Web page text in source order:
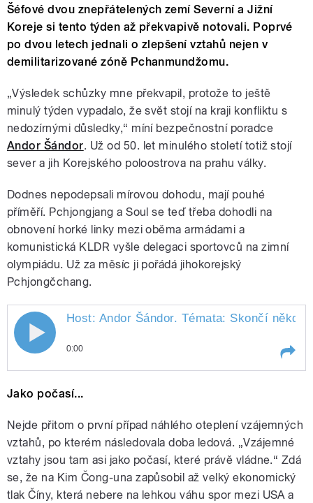
Šéfové dvou znepřátelených zemí Severní a Jižní
Koreje si tento týden až překvapivě notovali. Poprvé
po dvou letech jednali o zlepšení vztahů nejen v
demilitarizované zóně Pchanmundžomu.
„Výsledek schůzky mne překvapil, protože to ještě
minulý týden vypadalo, že svět stojí na kraji konfliktu s
nedozírnými důsledky,“ míní bezpečnostní poradce
Andor Šándor. Už od 50. let minulého století totiž stojí
sever a jih Korejského poloostrova na prahu války.
Dodnes nepodepsali mírovou dohodu, mají pouhé
příměří. Pchjongjang a Soul se teď třeba dohodli na
obnovení horké linky mezi oběma armádami a
komunistická KLDR vyšle delegaci sportovců na zimní
olympiádu. Už za měsíc ji pořádá jihokorejský
Pchjongčchang.
Host: Andor Šándor. Témata: Skončí
0:00
Skončí někdy válečné konflikty
czexit (czechexit) obrovský
nesmysl? Co je za nečekaným
obratem postojů severní a jižní
Korei? Tři roky po popravě v
časopisu Charlie Hebdo.
Moderuje Zita
Jako počasí...
Nejde přitom o první případ náhlého oteplení vzájemných
vztahů, po kterém následovala doba ledová. „Vzájemné
vztahy jsou tam asi jako počasí, které právě vládne.“ Zdá
se, že na Kim Čong-una zapůsobil až velký ekonomický
tlak Číny, která nebere na lehkou váhu spor mezi USA a